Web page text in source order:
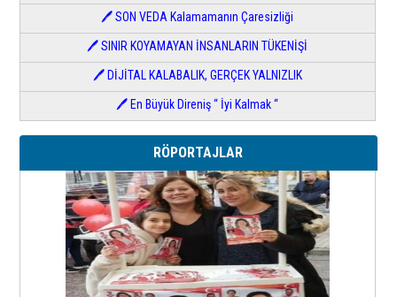
🖊 SON VEDA Kalamamanın Çaresizliği
🖊 SINIR KOYAMAYAN İNSANLARIN TÜKENİŞİ
🖊 DİJİTAL KALABALIK, GERÇEK YALNIZLIK
🖊 En Büyük Direniş “ İyi Kalmak “
RÖPORTAJLAR